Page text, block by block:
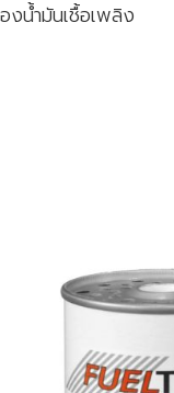
น้ำมันเชื้อเพลิง